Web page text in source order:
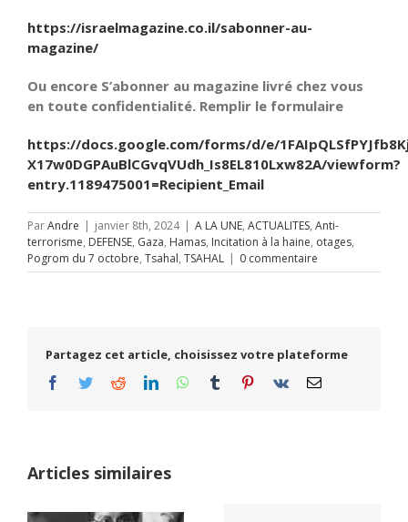
https://israelmagazine.co.il/sabonner-au-
magazine/
Ou encore S’abonner au magazine livré chez vous
en toute confidentialité. Remplir le formulaire
https://docs.google.com/forms/d/e/
X17w0DGPAuBlCGvqVUdh_Is8EL810Lxw82A/viewform?
entry.1189475001=Recipient_Email
ParAndre | janvier 8th, 2024 | A LA UNE, ACTUALITES, Anti-
terrorisme, DEFENSE, Gaza, Hamas, Incitation à la haine, otages,
Pogrom du 7 octobre, Tsahal, TSAHAL | 0 commentaire
Partagez cet article, choisissez votre plateforme
Facebook
TwitterRedditLinkedInWhatsApp
Tumblr Pinterest
Vk Email
Articles similaires